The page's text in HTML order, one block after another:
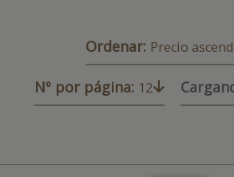
Ordenar: Precio
Nº por página: 12